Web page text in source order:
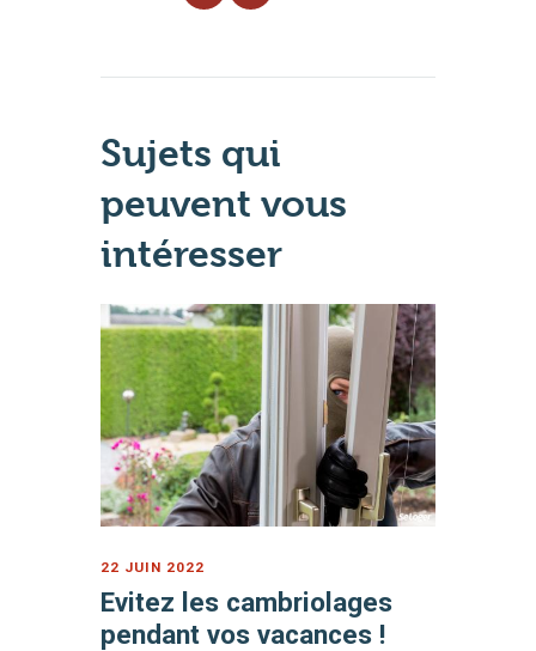
Sujets qui
peuvent vous
intéresser
22 JUIN 2022
Evitez les cambriolages
pendant vos vacances !